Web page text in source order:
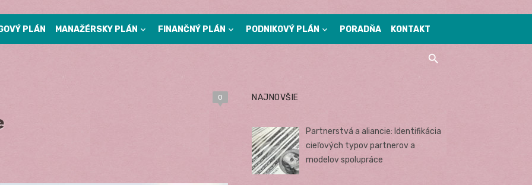
PLÁN MANAŽÉRSKY PLÁN FINANČNÝ PLÁN PODNIKOVÝ PLÁN PORADŇA KONTAKT
0 NAJNOVŠIE
Partnerstvá a aliancie: Identifikácia
cieľových typov partnerov a
modelov spolupráce